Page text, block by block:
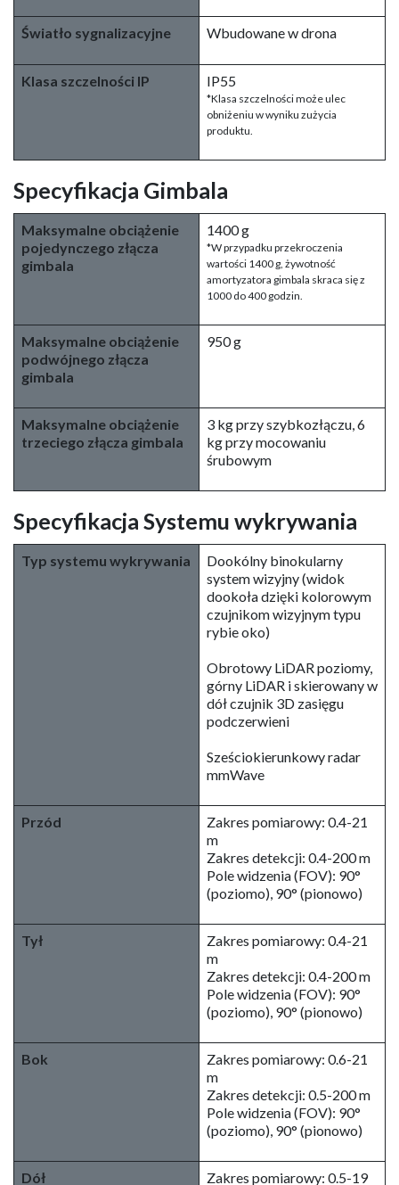
Światło sygnalizacyjne Wbudowane w drona
Klasa szczelności IP IP55
*Klasa szczelności może ulec
obniżeniu w wyniku zużycia
produktu.
Specyfikacja Gimbala
Maksymalne obciążenie
pojedynczego złącza
gimbala
1400 g
*W przypadku przekroczenia
wartości 1400 g, żywotność
amortyzatora gimbala skraca się z
1000 do 400 godzin.
Maksymalne obciążenie
podwójnego złącza
gimbala
950 g
Maksymalne obciążenie
trzeciego złącza gimbala
3 kg przy szybkozłączu, 6
kg przy mocowaniu
śrubowym
Specyfikacja Systemu wykrywania
Typ systemu wykrywania
Dookólny binokularny
system wizyjny (widok
dookoła dzięki kolorowym
czujnikom wizyjnym typu
rybie oko)
Obrotowy LiDAR poziomy,
górny LiDAR i skierowany w
dół czujnik 3D zasięgu
podczerwieni
Sześciokierunkowy radar
mmWave
Przód
Zakres pomiarowy: 0.4-21
m
Zakres detekcji: 0.4-200 m
Pole widzenia (FOV): 90°
(poziomo), 90° (pionowo)
Tył
Zakres pomiarowy: 0.4-21
m
Zakres detekcji: 0.4-200 m
Pole widzenia (FOV): 90°
(poziomo), 90° (pionowo)
Bok
Zakres pomiarowy: 0.6-21
m
Zakres detekcji: 0.5-200 m
Pole widzenia (FOV): 90°
(poziomo), 90° (pionowo)
Dół
Zakres pomiarowy: 0.5-19